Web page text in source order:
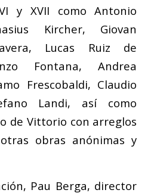
y XVII como Antonio
Kircher, Giovan
Lucas Ruiz de
Fontana, Andrea
Frescobaldi, Claudio
Landi, así como
de Vittorio con arreglos
obras anónimas y
Pau Berga, director